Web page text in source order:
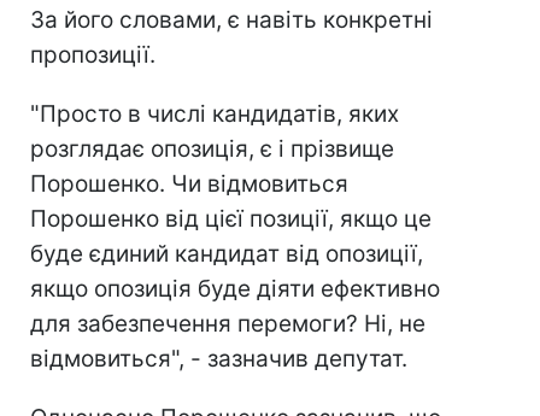
За його словами, є навіть конкретні
пропозиції.
"Просто в числі кандидатів, яких
розглядає опозиція, є і прізвище
Порошенко. Чи відмовиться
Порошенко від цієї позиції, якщо це
буде єдиний кандидат від опозиції,
якщо опозиція буде діяти ефективно
для забезпечення перемоги? Ні, не
відмовиться", - зазначив депутат.